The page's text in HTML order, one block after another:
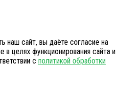
наш сайт, вы даёте согласие на
в целях функционирования сайта и
с политикой обработки